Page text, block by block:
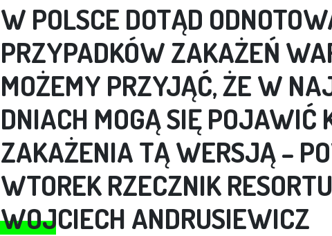
W POLSCE DOTĄD
PRZYPADKÓW ZAKAŻEŃ
MOŻEMY PRZYJĄĆ, ŻE W
DNIACH MOGĄ SIĘ POJAWIĆ
ZAKAŻENIA TĄ WERSJĄ –
WTOREK RZECZNIK
WOJCIECH ANDRUSIEWICZ